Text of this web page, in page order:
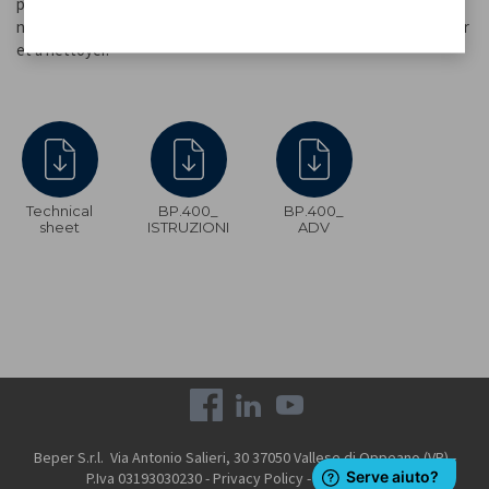
noix, les biscuits, le pain et les fruits et légumes. Facile à démonter
et à nettoyer.
Technical
sheet
BP.400_
ISTRUZIONI
BP.400_
ADV
Beper S.r.l. Via Antonio Salieri, 30 37050 Vallese di Oppeano (VR) -
P.Iva 03193030230 - Privacy Policy- Cookie Policy